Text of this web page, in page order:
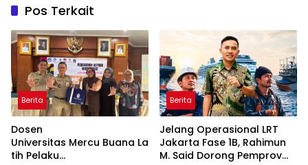
Pos Terkait
Berita
Dosen
Universitas Mercu Buana La
tih Pelaku
Berita
Jelang Operasional LRT
Jakarta Fase 1B, Rahimun
M. Said Dorong Pemprov